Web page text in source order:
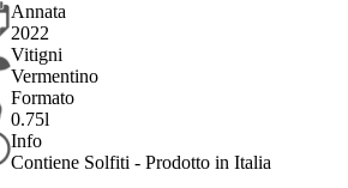
Annata
2022
Vitigni
Vermentino
Formato
0.75l
Info
Contiene Solfiti - Prodotto in Italia